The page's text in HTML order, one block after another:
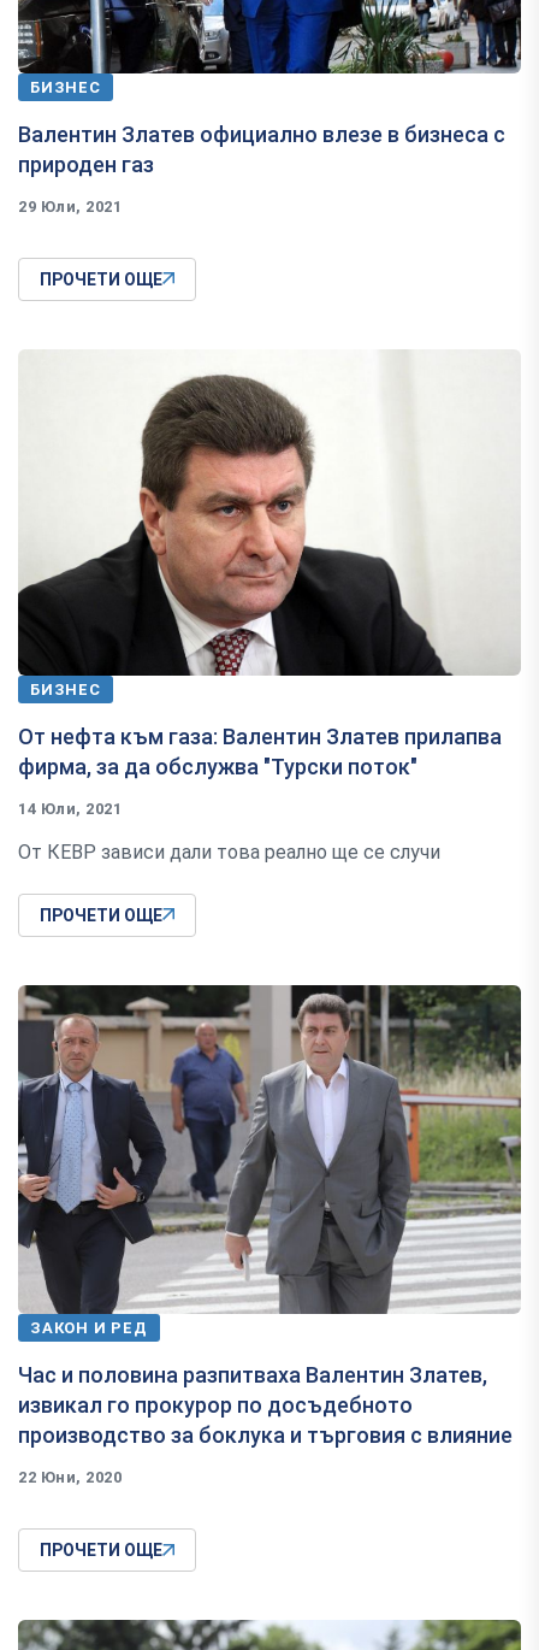
БИЗНЕС
Валентин Златев официално влезе в бизнеса с
природен газ
29 Юли, 2021
ПРОЧЕТИ ОЩЕ
БИЗНЕС
От нефта към газа: Валентин Златев прилапва
фирма, за да обслужва "Турски поток"
14 Юли, 2021
От КЕВР зависи дали това реално ще се случи
ПРОЧЕТИ ОЩЕ
ЗАКОН И РЕД
Час и половина разпитваха Валентин Златев,
извикал го прокурор по досъдебното
производство за боклука и търговия с влияние
22 Юни, 2020
ПРОЧЕТИ ОЩЕ